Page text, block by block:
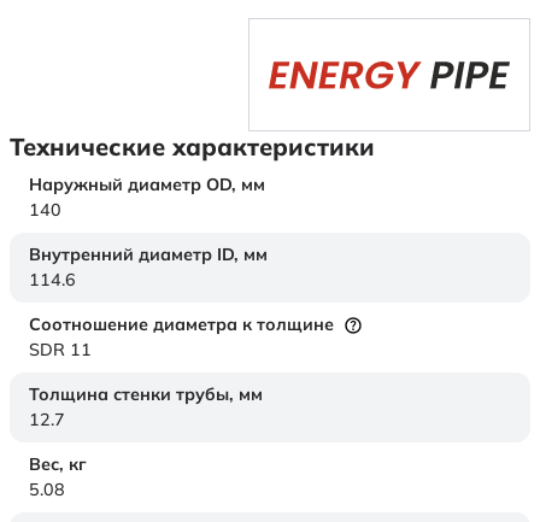
Технические характеристики
Наружный диаметр OD, мм
140
Внутренний диаметр ID, мм
114.6
Соотношение диаметра к толщине
SDR 11
Толщина стенки трубы, мм
12.7
Вес, кг
5.08